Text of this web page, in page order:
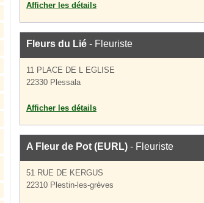
Afficher les détails
Fleurs du Lié - Fleuriste
11 PLACE DE L EGLISE
22330 Plessala
Afficher les détails
A Fleur de Pot (EURL) - Fleuriste
51 RUE DE KERGUS
22310 Plestin-les-grèves